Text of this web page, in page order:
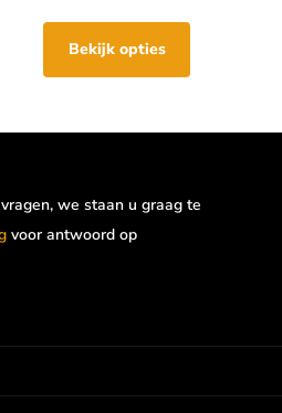
Bekijk opties
we staan u graag te
voor antwoord op